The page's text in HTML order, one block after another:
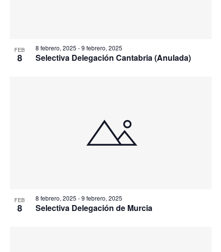
FEB
8
8 febrero, 2025 -9 febrero, 2025
Selectiva Delegación Cantabria (Anulada)
FEB
8
8 febrero, 2025 -9 febrero, 2025
Selectiva Delegación de Murcia